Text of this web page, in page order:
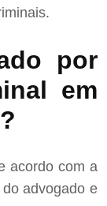
por
em
acordo com a
advogado e